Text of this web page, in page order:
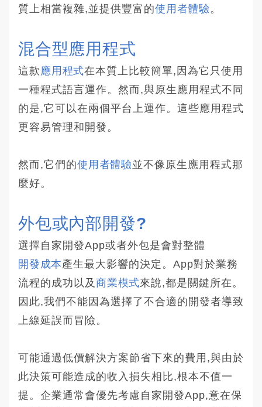
質上相當複雜,並提供豐富的使用者體驗 。
混合型應用程式
這款 應用程式在本質上比較簡單,因為它只使用
一種程式語言運作。然而,與原生應用程式不同
的是,它可以在兩個平台上運作。這些應用程式
更容易管理和開發。
然而,它們的使用者體驗並不像原生應用程式那
麼好。
外包或內部開發?
選擇自家開發App或者外包是會對整體
開發成本產生最大影響的決定。App對於業務
流程的成功以及 商業模式來說,都是關鍵所在。
因此,我們不能因為選擇了不合適的開發者導致
上線延誤而冒險。
可能通過低價解決方案節省下來的費用,與由於
此決策可能造成的收入損失相比,根本不值一
提。企業通常會優先考慮自家開發App,意在保